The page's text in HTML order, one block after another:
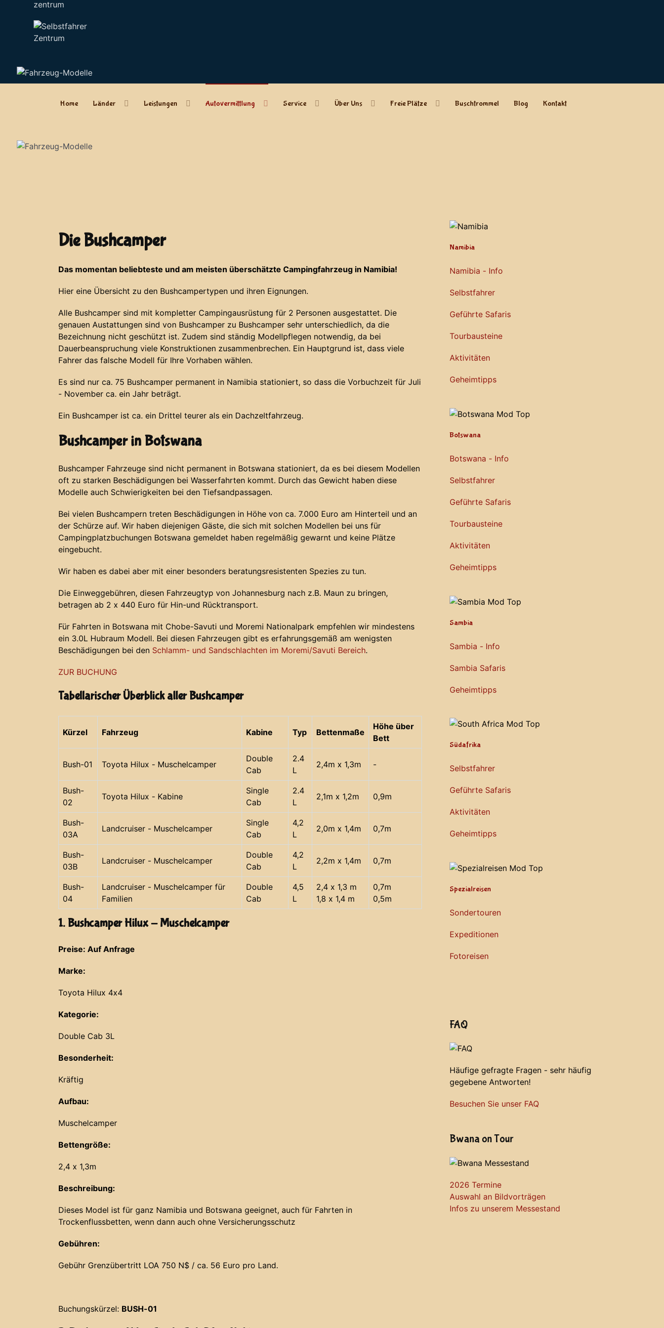
zentrum
Home Länder Leistungen Autovermittlung Service Über Uns Freie Plätze Buschtrommel Blog Kontakt
Die Bushcamper
Das momentan beliebteste und am meisten überschätzte Campingfahrzeug in Namibia!
Hier eine Übersicht zu den Bushcampertypen und ihren Eignungen.
Alle Bushcamper sind mit kompletter Campingausrüstung für 2 Personen ausgestattet. Die
genauen Austattungen sind von Bushcamper zu Bushcamper sehr unterschiedlich, da die
Bezeichnung nicht geschützt ist. Zudem sind ständig Modellpflegen notwendig, da bei
Dauerbeanspruchung viele Konstruktionen zusammenbrechen. Ein Hauptgrund ist, dass viele
Fahrer das falsche Modell für Ihre Vorhaben wählen.
Es sind nur ca. 75 Bushcamper permanent in Namibia stationiert, so dass die Vorbuchzeit für Juli
- November ca. ein Jahr beträgt.
Ein Bushcamper ist ca. ein Drittel teurer als ein Dachzeltfahrzeug.
Bushcamper in Botswana
Bushcamper Fahrzeuge sind nicht permanent in Botswana stationiert, da es bei diesem Modellen
oft zu starken Beschädigungen bei Wasserfahrten kommt. Durch das Gewicht haben diese
Modelle auch Schwierigkeiten bei den Tiefsandpassagen.
Bei vielen Bushcampern treten Beschädigungen in Höhe von ca. 7.000 Euro am Hinterteil und an
der Schürze auf. Wir haben diejenigen Gäste, die sich mit solchen Modellen bei uns für
Campingplatzbuchungen Botswana gemeldet haben regelmäßig gewarnt und keine Plätze
eingebucht.
Wir haben es dabei aber mit einer besonders beratungsresistenten Spezies zu tun.
Die Einweggebühren, diesen Fahrzeugtyp von Johannesburg nach z.B. Maun zu bringen,
betragen ab 2 x 440 Euro für Hin-und Rücktransport.
Für Fahrten in Botswana mit Chobe-Savuti und Moremi Nationalpark empfehlen wir mindestens
ein 3.0L Hubraum Modell. Bei diesen Fahrzeugen gibt es erfahrungsgemäß am wenigsten
Beschädigungen bei den Schlamm- und Sandschlachten im Moremi/Savuti Bereich.
ZUR BUCHUNG
Tabellarischer Überblick aller Bushcamper
Kürzel Fahrzeug Kabine Typ Bettenmaße
Höhe über
Bett
Bush-01 Toyota Hilux - Muschelcamper
Double
Cab
2.4
L
2,4m x 1,3m -
Bush-
02
Toyota Hilux - Kabine
Single
Cab
2.4
L
2,1m x 1,2m 0,9m
Bush-
03A
Landcruiser - Muschelcamper
Single
Cab
4,2
L
2,0m x 1,4m 0,7m
Bush-
03B
Landcruiser - Muschelcamper
Double
Cab
4,2
L
2,2m x 1,4m 0,7m
Bush-
04
Landcruiser - Muschelcamper für
Familien
Double
Cab
4,5
L
2,4 x 1,3 m
1,8 x 1,4 m
0,7m
0,5m
1. Bushcamper Hilux - Muschelcamper
Preise: Auf Anfrage
Marke:
Toyota Hilux 4x4
Kategorie:
Double Cab 3L
Besonderheit:
Kräftig
Aufbau:
Muschelcamper
Bettengröße:
2,4 x 1,3m
Beschreibung:
Dieses Model ist für ganz Namibia und Botswana geeignet, auch für Fahrten in
Trockenflussbetten, wenn dann auch ohne Versicherungsschutz
Gebühren:
Gebühr Grenzübertritt LOA 750 N$ / ca. 56 Euro pro Land.
Buchungskürzel: BUSH-01
Namibia
Namibia - Info
Selbstfahrer
Geführte Safaris
Tourbausteine
Aktivitäten
Geheimtipps
Botswana
Botswana - Info
Selbstfahrer
Geführte Safaris
Tourbausteine
Aktivitäten
Geheimtipps
Sambia
Sambia - Info
Sambia Safaris
Geheimtipps
Südafrika
Selbstfahrer
Geführte Safaris
Aktivitäten
Geheimtipps
Spezialreisen
Sondertouren
Expeditionen
Fotoreisen
FAQ
Häufige gefragte Fragen - sehr häufig
gegebene Antworten!
Besuchen Sie unser FAQ
Bwana on Tour
2026 Termine
Auswahl an Bildvorträgen
Infos zu unserem Messestand